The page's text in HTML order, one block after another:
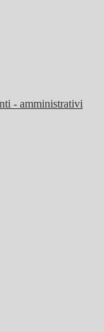
- amministrativi